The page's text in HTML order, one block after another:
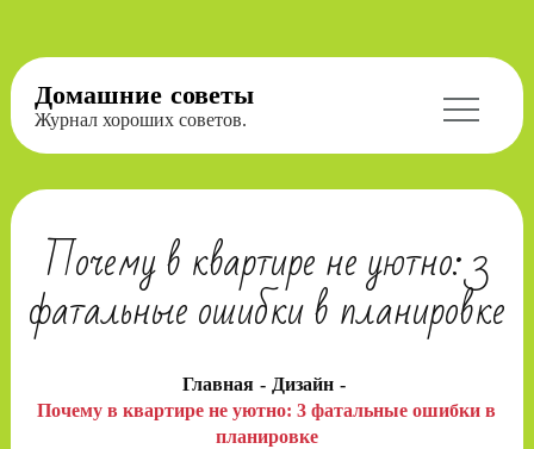
Перейти
содержимому
Домашние советы
Журнал хороших советов.
Почему в квартире не уютно: 3
фатальные ошибки в планировке
Главная
Дизайн
Почему в квартире не уютно: 3 фатальные ошибки в
планировке